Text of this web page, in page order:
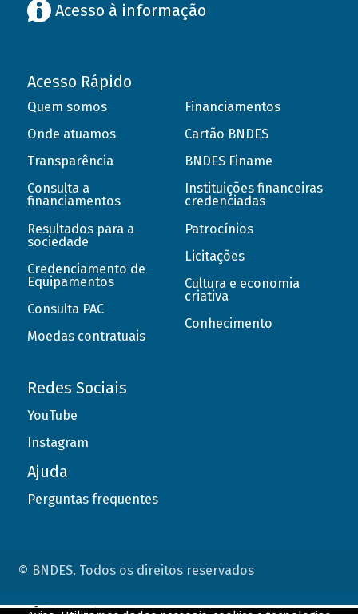
Acesso à informação
Acesso Rápido
Quem somos
Onde atuamos
Transparência
Consulta a
financiamentos
Resultados para a
sociedade
Credenciamento de
Equipamentos
Consulta PAC
Moedas contratuais
Financiamentos
Cartão BNDES
BNDES Finame
Instituições financeiras
credenciadas
Patrocínios
Licitações
Cultura e economia
criativa
Conhecimento
Redes Sociais
YouTube
Instagram
Ajuda
Perguntas frequentes
© BNDES. Todos os direitos reservados